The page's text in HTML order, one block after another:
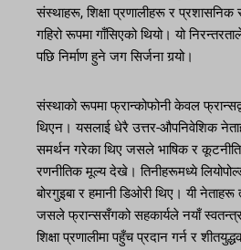
संस्थाहरू, शिक्षा प्रणालीहरू र प्रशासनिक
गहिरो रूपमा गाँसिएको थियो। यो
पछि निर्माण हुने जग सिर्जना गर्‍यो।
संस्थाको रूपमा फ्रान्कोफोनी केवल
थिएन। यसलाई धेरै उत्तर-औपनिवेशिक
समर्थन गरेका थिए जसले भाषिक र
रणनीतिक मूल्य देखे। तिनीहरूमध्ये
बोरगुइबा र हमानी डिओरी थिए। यी नेताहरू
जसले फ्रान्ससँगको सहकार्यले नयाँ
शिक्षा प्रणालीमा पहुँच प्रदान गर्न र